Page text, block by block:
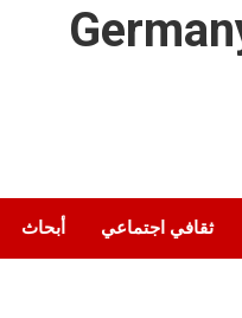
ثقافي اجتماعي أبحاث